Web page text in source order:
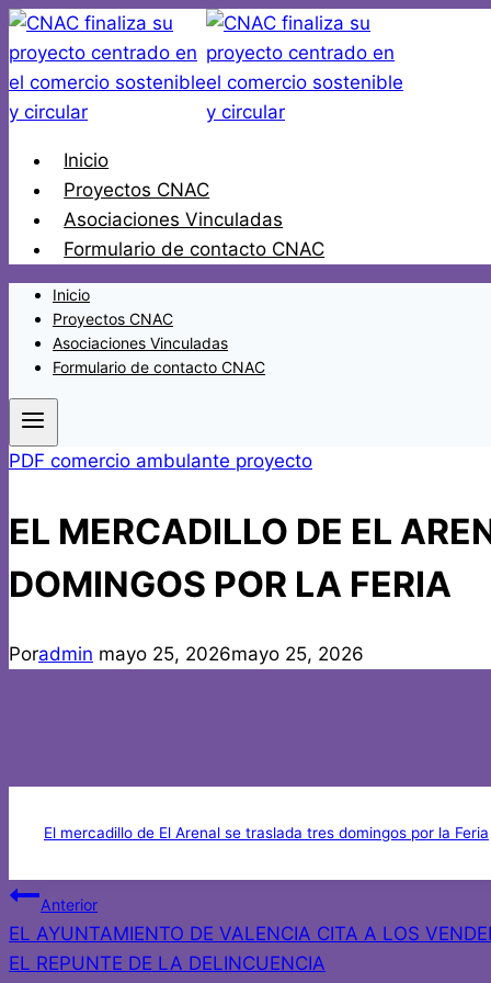
Saltar
al
contenido
Inicio
Proyectos CNAC
Asociaciones Vinculadas
Formulario de contacto CNAC
Inicio
Proyectos CNAC
Asociaciones Vinculadas
Formulario de contacto CNAC
PDF comercio ambulante proyecto
EL MERCADILLO DE EL
DOMINGOS POR LA FERIA
Poradmin mayo 25, 2026mayo 25, 2026
El mercadillo de El Arenal se traslada tres domingos por la Feria
Navegación
de
Anterior
EL AYUNTAMIENTO DE VALENCIA CITA A LOS
EL REPUNTE DE LA DELINCUENCIA